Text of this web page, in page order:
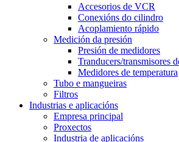
Accesorios de VCR
Conexións do cilindro
Acoplamiento rápido
Medición da presión
Presión de medidores
Tranducers/transmisores
Medidores de temperatura
Tubo e mangueiras
Filtros
Industrias e aplicacións
Empresa principal
Proxectos
Industria de aplicacións